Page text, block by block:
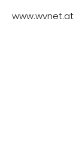
www.wvnet.at